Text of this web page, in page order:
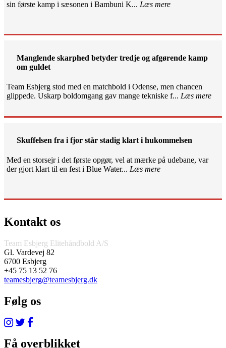
sin første kamp i sæsonen i Bambuni K... Læs mere
Manglende skarphed betyder tredje og afgørende kamp
om guldet
Team Esbjerg stod med en matchbold i Odense, men chancen
glippede. Uskarp boldomgang gav mange tekniske f... Læs mere
Skuffelsen fra i fjor står stadig klart i hukommelsen
Med en storsejr i det første opgør, vel at mærke på udebane, var
der gjort klart til en fest i Blue Water... Læs mere
Kontakt os
Team Esbjerg Elitehåndbold A/S
Gl. Vardevej 82
6700 Esbjerg
+45 75 13 52 76
teamesbjerg@teamesbjerg.dk
Følg os
Få overblikket